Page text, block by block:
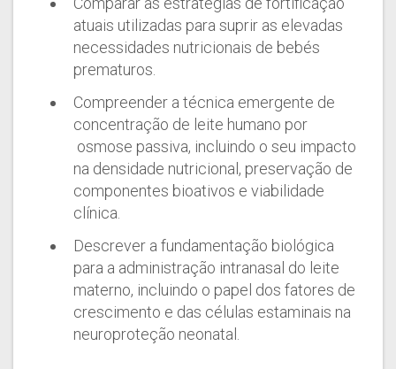
atuais utilizadas para suprir as elevadas
necessidades nutricionais de bebés
prematuros.
Compreender a técnica emergente de
concentração de leite humano por
osmose passiva, incluindo o seu impacto
na densidade nutricional, preservação de
componentes bioativos e viabilidade
clínica.
Descrever a fundamentação biológica
para a administração intranasal do leite
materno, incluindo o papel dos fatores de
crescimento e das células estaminais na
neuroproteção neonatal.